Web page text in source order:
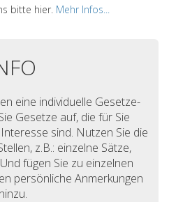
bitte hier. Mehr Infos...
eine individuelle Gesetze-
Gesetze auf, die für Sie
sind. Nutzen Sie die
z.B.: einzelne Sätze,
fügen Sie zu einzelnen
persönliche Anmerkungen
hinzu.